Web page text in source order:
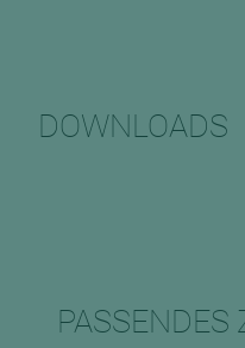
DOWNLOADS
PASSENDES